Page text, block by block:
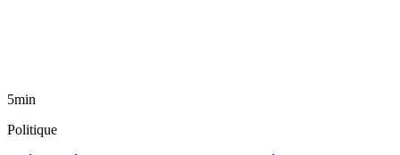
5min
Politique